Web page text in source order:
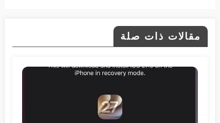
مقالات ذات صلة